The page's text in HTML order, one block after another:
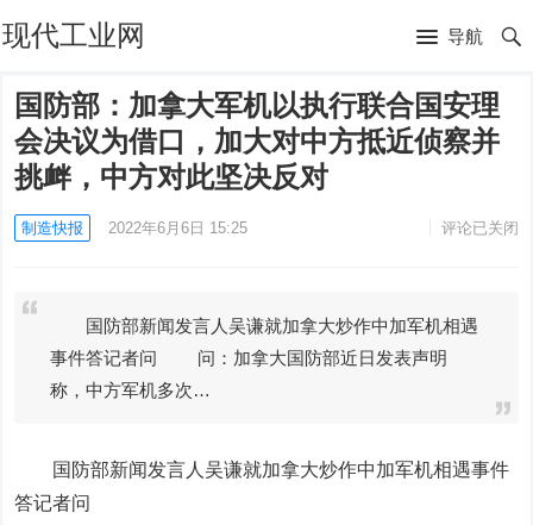
现代工业网 导航
国防部：加拿大军机以执行联合国安理
会决议为借口，加大对中方抵近侦察并
挑衅，中方对此坚决反对
制造快报 2022年6月6日 15:25 评论已关闭
国防部新闻发言人吴谦就加拿大炒作中加军机相遇
事件答记者问 问：加拿大国防部近日发表声明
称，中方军机多次…
国防部新闻发言人吴谦就加拿大炒作中加军机相遇事件
答记者问